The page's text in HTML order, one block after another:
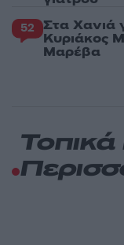
52 Στα Χανιά
Κυριάκος
Μαρέβα